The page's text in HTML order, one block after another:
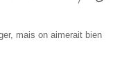
mais on aimerait bien